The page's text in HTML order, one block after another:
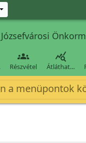
Józsefvárosi

Részvétel

Átláthat…
a menüpontok